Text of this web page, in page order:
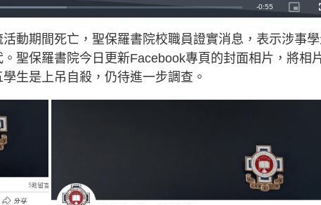
R
n
g
-0:55
P
i
u
r
e
-
i
c
動期間死亡，聖保羅書院校職員證實消息，表示涉事
聖保羅書院今日更新Facebook專頁的封面相片，將相
生是上吊自殺，仍待進一步調查。